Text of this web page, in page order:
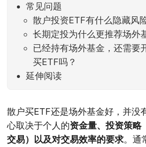
常见问题
散户投资ETF有什么隐藏风
长期定投为什么更推荐场外
已经持有场外基金，还需要
买ETF吗？
延伸阅读
散户买ETF还是场外基金好，并没
心取决于个人的资金量、投资策略
交易）以及对交易效率的要求。通